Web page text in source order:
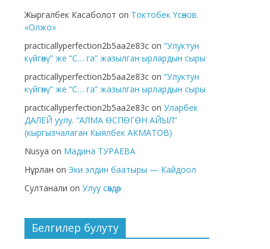
Жыргалбек Касаболот on Токтобек Үсөнов.
«Олжо»
practicallyperfection2b5aa2e83c on “Улуктун
күйгөнү” же “С… га” жазылган ырлардын сыры
practicallyperfection2b5aa2e83c on “Улуктун
күйгөнү” же “С… га” жазылган ырлардын сыры
practicallyperfection2b5aa2e83c on Уларбек
ДАЛЕЙ уулу. “АЛМА ӨСПӨГӨН АЙЫЛ”
(кыргызчалаган Кыялбек АКМАТОВ)
Nusya on Мадина ТУРАЕВА
Нұрлан on Эки элдин баатыры — Кайдоол
Султанали on Улуу сөздөр
Белгилер булуту